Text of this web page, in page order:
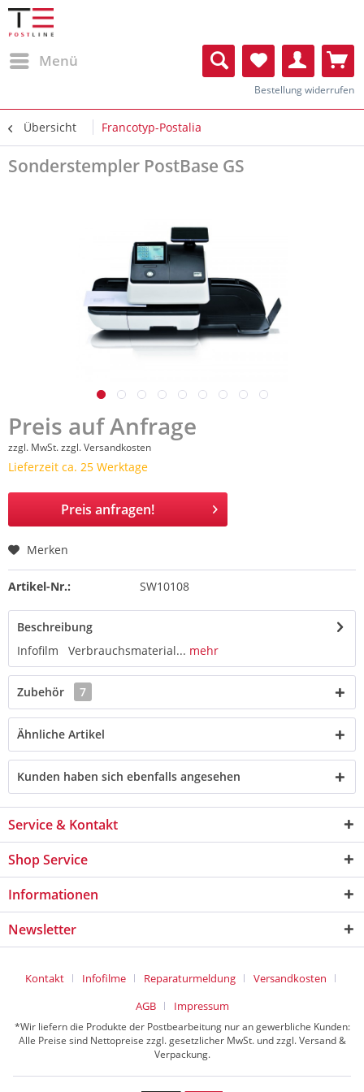
Menü
Bestellung widerrufen
Übersicht Francotyp-Postalia
Sonderstempler PostBase GS
Preis auf Anfrage
zzgl. MwSt.zzgl. Versandkosten
Lieferzeit ca. 25 Werktage
Preis anfragen!
Merken
Artikel-Nr.: SW10108
Beschreibung
Infofilm Verbrauchsmaterial... mehr
Zubehör 7
Ähnliche Artikel
Kunden haben sich ebenfalls angesehen
Service & Kontakt
Shop Service
Informationen
Newsletter
Kontakt Infofilme Reparaturmeldung
Versandkosten
AGB
Impressum
*Wir liefern die Produkte der Postbearbeitung nur an gewerbliche Kunden:
Alle Preise sind Nettopreise zzgl. gesetzlicher MwSt. und zzgl. Versand &
Verpackung.